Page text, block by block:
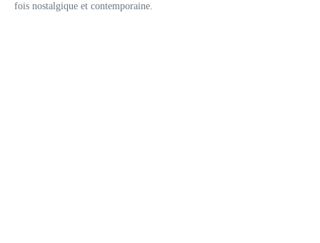
fois nostalgique et contemporaine.